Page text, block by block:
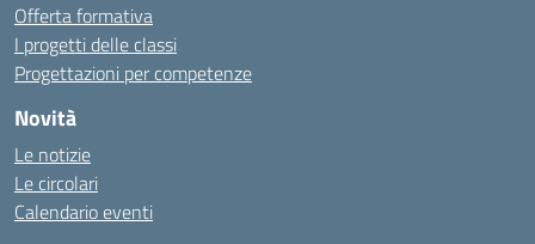
Offerta formativa
I progetti delle classi
Progettazioni per competenze
Novità
Le notizie
Le circolari
Calendario eventi